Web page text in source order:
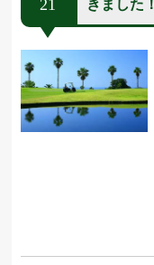
21
きました！